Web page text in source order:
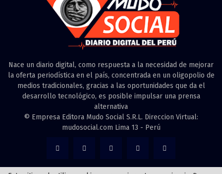
Nace un diario digital, como respuesta a la necesidad de mejorar
la oferta periodística en el país, concentrada en un oligopolio de
medios tradicionales, gracias a las oportunidades que da el
desarrollo tecnológico, es posible impulsar una prensa
alternativa
© Empresa Editora Mudo Social S.R.L. Direccion Virtual:
mudosocial.com Lima 13 - Perú